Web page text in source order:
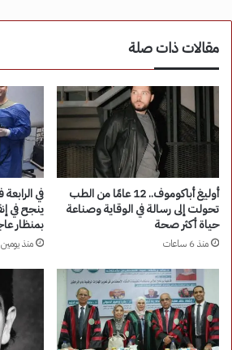
مقالات ذات صلة
أوليغ أباكوموف.. 12 عامًا من الطب
تحولت إلى رسالة في الوقاية وصناعة
حياة أكثر صحة
منذ 6 ساعات
في
ينجح في
بمنظار
منذ يومين